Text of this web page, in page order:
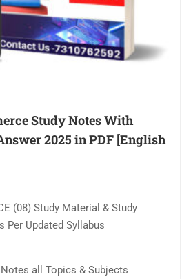
Study Notes With
2025 in PDF [English
(08) Study Material & Study
Per Updated Syllabus
all Topics & Subjects